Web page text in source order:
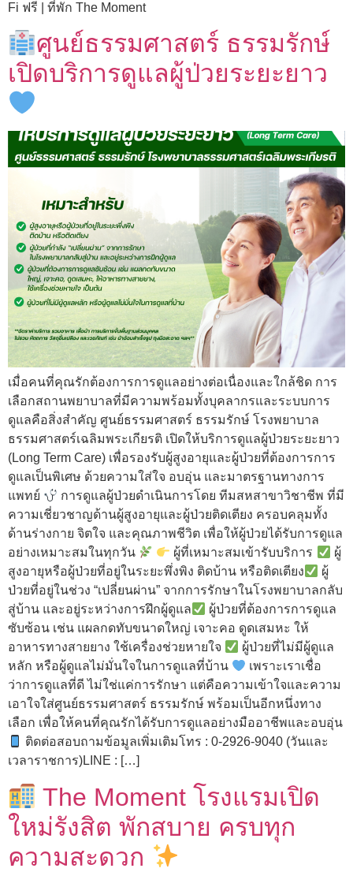
Fi ฟรี | ที่พัก The Moment
ศูนย์ธรรมศาสตร์ ธรรมรักษ์
เปิดบริการดูแลผู้ป่วยระยะยาว
เมื่อคนที่คุณรักต้องการการดูแลอย่างต่อเนื่องและใกล้ชิด การ
เลือกสถานพยาบาลที่มีความพร้อมทั้งบุคลากรและระบบการ
ดูแลคือสิ่งสำคัญ ศูนย์ธรรมศาสตร์ ธรรมรักษ์ โรงพยาบาล
ธรรมศาสตร์เฉลิมพระเกียรติ เปิดให้บริการดูแลผู้ป่วยระยะยาว
(Long Term Care) เพื่อรองรับผู้สูงอายุและผู้ป่วยที่ต้องการการ
ดูแลเป็นพิเศษ ด้วยความใส่ใจ อบอุ่น และมาตรฐานทางการ
แพทย์
การดูแลผู้ป่วยดำเนินการโดย ทีมสหสาขาวิชาชีพ ที่มี
ความเชี่ยวชาญด้านผู้สูงอายุและผู้ป่วยติดเตียง ครอบคลุมทั้ง
ด้านร่างกาย จิตใจ และคุณภาพชีวิต เพื่อให้ผู้ป่วยได้รับการดูแล
อย่างเหมาะสมในทุกวัน
ผู้ที่เหมาะสมเข้ารับบริการ
ผู้
สูงอายุหรือผู้ป่วยที่อยู่ในระยะพึ่งพิง ติดบ้าน หรือติดเตียง
ผู้
ป่วยที่อยู่ในช่วง “เปลี่ยนผ่าน” จากการรักษาในโรงพยาบาลกลับ
สู่บ้าน และอยู่ระหว่างการฝึกผู้ดูแล
ผู้ป่วยที่ต้องการการดูแล
ซับซ้อน เช่น แผลกดทับขนาดใหญ่ เจาะคอ ดูดเสมหะ ให้
อาหารทางสายยาง ใช้เครื่องช่วยหายใจ
ผู้ป่วยที่ไม่มีผู้ดูแล
หลัก หรือผู้ดูแลไม่มั่นใจในการดูแลที่บ้าน
เพราะเราเชื่อ
ว่าการดูแลที่ดี ไม่ใช่แค่การรักษา แต่คือความเข้าใจและความ
เอาใจใส่ศูนย์ธรรมศาสตร์ ธรรมรักษ์ พร้อมเป็นอีกหนึ่งทาง
เลือก เพื่อให้คนที่คุณรักได้รับการดูแลอย่างมืออาชีพและอบอุ่น
ติดต่อสอบถามข้อมูลเพิ่มเติมโทร : 0-2926-9040 (วันและ
เวลาราชการ)LINE : […]
The Moment โรงแรมเปิด
ใหม่รังสิต พักสบาย ครบทุก
ความสะดวก